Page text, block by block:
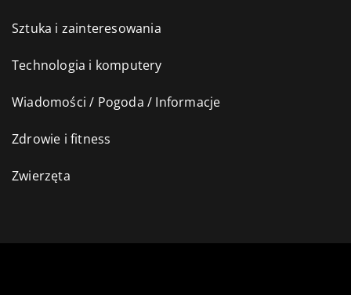
Sztuka i zainteresowania
Technologia i komputery
Wiadomości / Pogoda / Informacje
Zdrowie i fitness
Zwierzęta